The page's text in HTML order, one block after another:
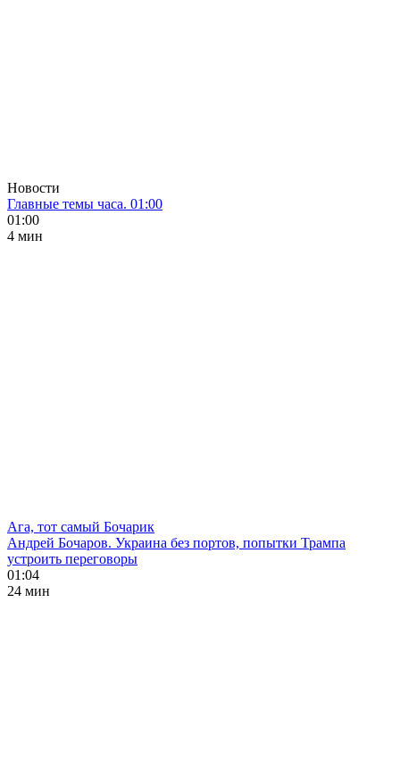
Новости
Главные темы часа. 01:00
01:00
4 мин
Ага, тот самый Бочарик
Андрей Бочаров. Украина без портов, попытки Трампа
устроить переговоры
01:04
24 мин